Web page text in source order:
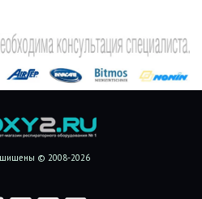
© 2008-2026